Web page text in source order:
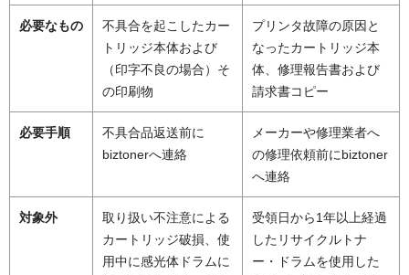
必要なもの
不具合を起こしたカー
トリッジ本体および
（印字不良の場合）そ
の印刷物
プリンタ故障の原因と
なったカートリッジ本
体、修理報告書および
請求書コピー
必要手順
不具合品返送前に
biztonerへ連絡
メーカーや修理業者へ
の修理依頼前にbiztoner
へ連絡
対象外
取り扱い不注意による
カートリッジ破損、使
用中に感光体ドラムに
受領日から1年以上経過
したリサイクルトナ
ー・ドラムを使用した